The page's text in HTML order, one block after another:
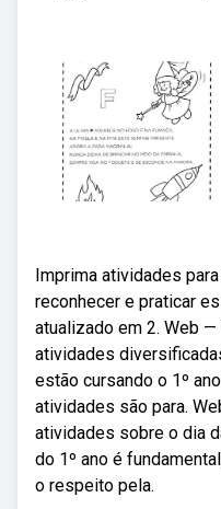
Imprima atividades
reconhecer e praticar
atualizado em 2. Web
atividades
estão cursando o 1º
atividades são para.
atividades sobre o dia
do 1º ano é
o respeito pela.